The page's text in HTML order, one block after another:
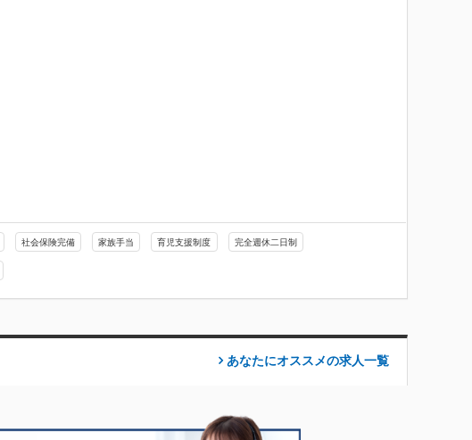
社会保険完備 家族手当 育児支援制度 完全週休二日制
あなたにオススメの求人一覧